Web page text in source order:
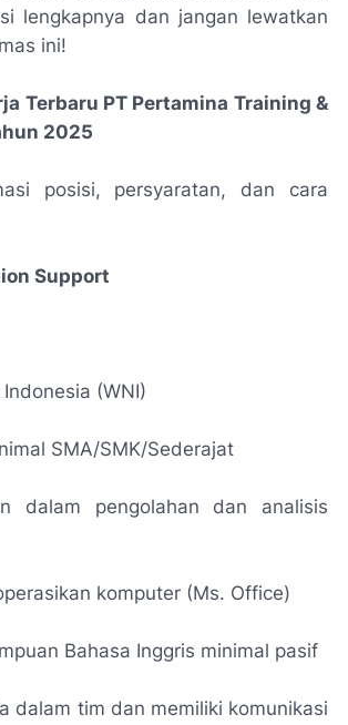
lengkapnya dan jangan lewatkan
ini!
Terbaru PT Pertamina Training &
2025
posisi, persyaratan, dan cara
Support
(WNI)
SMA/SMK/Sederajat
dalam pengolahan dan analisis
komputer (Ms. Office)
Bahasa Inggris minimal pasif
dalam tim dan memiliki komunikasi